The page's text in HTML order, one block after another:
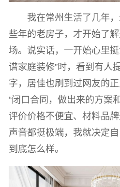
我在常州生活了几年
些年的老房子，才开始了
场。说实话，一开始心里
谱家庭装修”时，看到有人
字，居佳也刷到过网友的
“闭口合同，做出来的方案
评价价格不便宜、材料品
声音都挺极端，我就决定
到底怎么样。